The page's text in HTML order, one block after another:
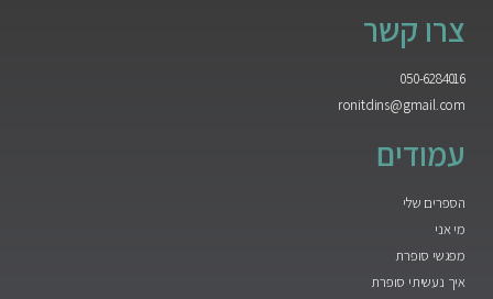
צרו קשר
050-6284016
ronitdins@gmail.com
עמודים
הספרים שלי
מי אני
מפגשי סופרת
איך נעשיתי סופרת